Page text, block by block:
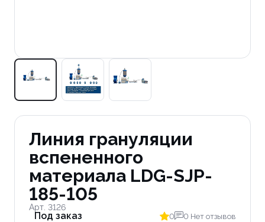
Линия грануляции
вспененного
материала LDG-SJP-
185-105
Арт. 3126
Под заказ 0 0 Нет отзывов